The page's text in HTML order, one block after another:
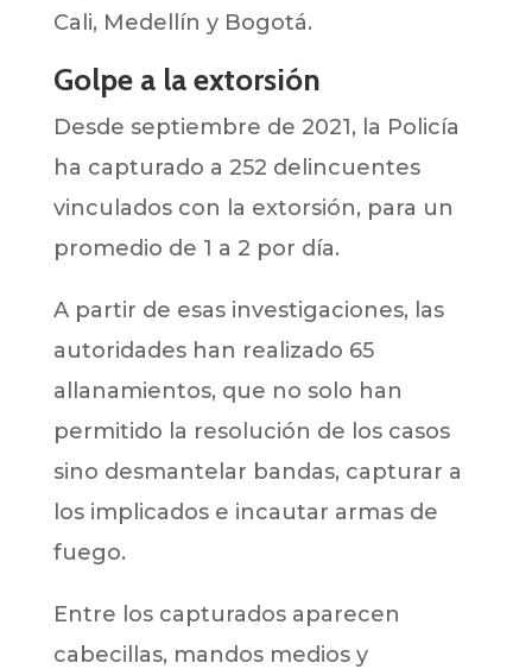
Cali, Medellín y Bogotá.
Golpe a la extorsión
Desde septiembre de 2021, la Policía
ha capturado a 252 delincuentes
vinculados con la extorsión, para un
promedio de 1 a 2 por día.
A partir de esas investigaciones, las
autoridades han realizado 65
allanamientos, que no solo han
permitido la resolución de los casos
sino desmantelar bandas, capturar a
los implicados e incautar armas de
fuego.
Entre los capturados aparecen
cabecillas, mandos medios y